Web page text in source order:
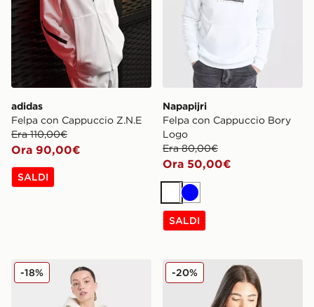
adidas
Felpa con Cappuccio Z.N.E
Era 110,00€
Ora 90,00€
SALDI
Napapijri
Felpa con Cappuccio Bory
Logo
Era 80,00€
Ora 50,00€
Bianco
Blu
SALDI
AYBL Felpa con Cappuccio Sports Society
-18% MONTIREX Felpa con
-20%